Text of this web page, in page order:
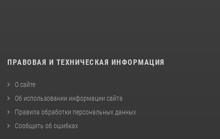
ПРАВОВАЯ И ТЕХНИЧЕСКАЯ ИНФОРМАЦИЯ
О сайте
Об использовании информации сайта
Правила обработки персональных данных
Сообщить об ошибках